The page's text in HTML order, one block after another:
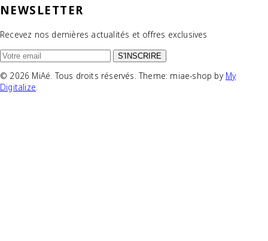
NEWSLETTER
Recevez nos dernières actualités et offres exclusives
S'INSCRIRE
© 2026 MiAé. Tous droits réservés. Theme: miae-shop by My
Digitalize.